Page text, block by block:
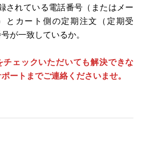
れている電話番号（またはメー
とカート側の定期注文（定期受
が一致しているか。
チェックいただいても解決できな
ートまでご連絡くださいませ。